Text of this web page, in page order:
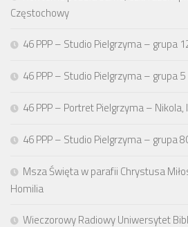
Częstochowy
46 PPP – Studio Pielgrzyma – grupa
46 PPP – Studio Pielgrzyma – grupa 5
46 PPP – Portret Pielgrzyma – Nikola,
46 PPP – Studio Pielgrzyma – grupa
Msza Święta w parafii Chrystusa
Homilia
Wieczorowy Radiowy Uniwersytet